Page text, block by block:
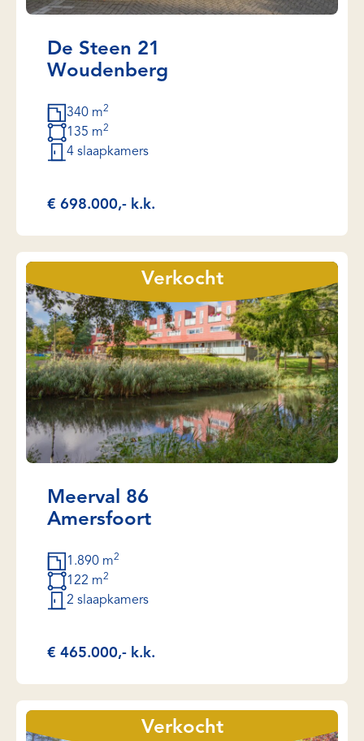
De Steen 21
Woudenberg
340 m2
135 m2
4 slaapkamers
€ 698.000,- k.k.
Verkocht
Meerval 86
Amersfoort
1.890 m2
122 m2
2 slaapkamers
€ 465.000,- k.k.
Verkocht